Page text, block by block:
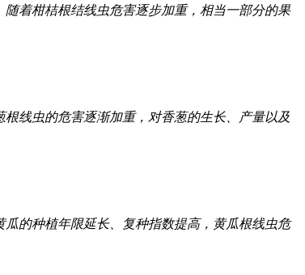
着柑桔根结线虫危害逐步加重，相当一部分的果
线虫的危害逐渐加重，对香葱的生长、产量以及
的种植年限延长、复种指数提高，黄瓜根线虫危